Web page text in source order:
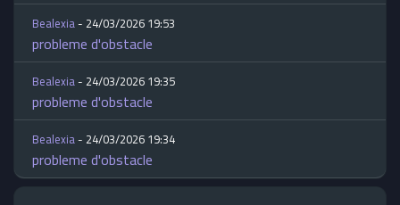
Bealexia- 24/03/2026 19:53
probleme d'obstacle
Bealexia- 24/03/2026 19:35
probleme d'obstacle
Bealexia- 24/03/2026 19:34
probleme d'obstacle